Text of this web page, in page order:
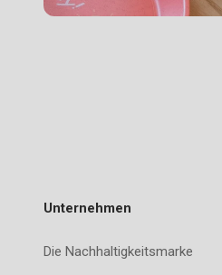
Unternehmen
Die Nachhaltigkeitsmarke